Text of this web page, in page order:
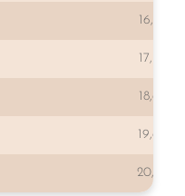
16,2
17,5
18,6
19,6
20,6